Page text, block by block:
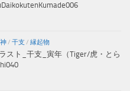
/ 干支 / 縁起物
スト_干支_寅年（Tiger/虎・とら